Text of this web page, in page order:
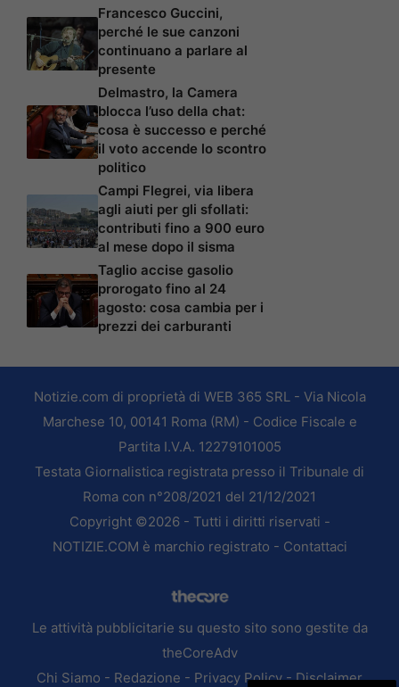
Francesco Guccini,
perché le sue canzoni
continuano a parlare al
presente
Delmastro, la Camera
blocca l’uso della chat:
cosa è successo e perché
il voto accende lo scontro
politico
Campi Flegrei, via libera
agli aiuti per gli sfollati:
contributi fino a 900 euro
al mese dopo il sisma
Taglio accise gasolio
prorogato fino al 24
agosto: cosa cambia per i
prezzi dei carburanti
Notizie.com di proprietà di WEB 365 SRL - Via Nicola
Marchese 10, 00141 Roma (RM) - Codice Fiscale e
Partita I.V.A. 12279101005
Testata Giornalistica registrata presso il Tribunale di
Roma con n°208/2021 del 21/12/2021
Copyright ©2026 - Tutti i diritti riservati -
NOTIZIE.COM è marchio registrato - Contattaci
Le attività pubblicitarie su questo sito sono gestite da
theCoreAdv
Chi Siamo - Redazione - Privacy Policy-Disclaimer